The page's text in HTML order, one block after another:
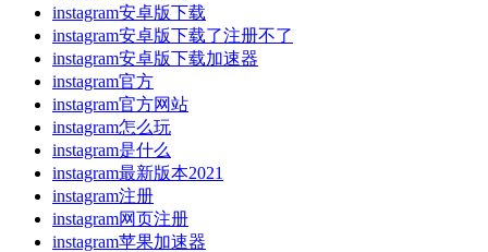
instagram安卓版下载
instagram安卓版下载了注册不了
instagram安卓版下载加速器
instagram官方
instagram官方网站
instagram怎么玩
instagram是什么
instagram最新版本2021
instagram注册
instagram网页注册
instagram苹果加速器